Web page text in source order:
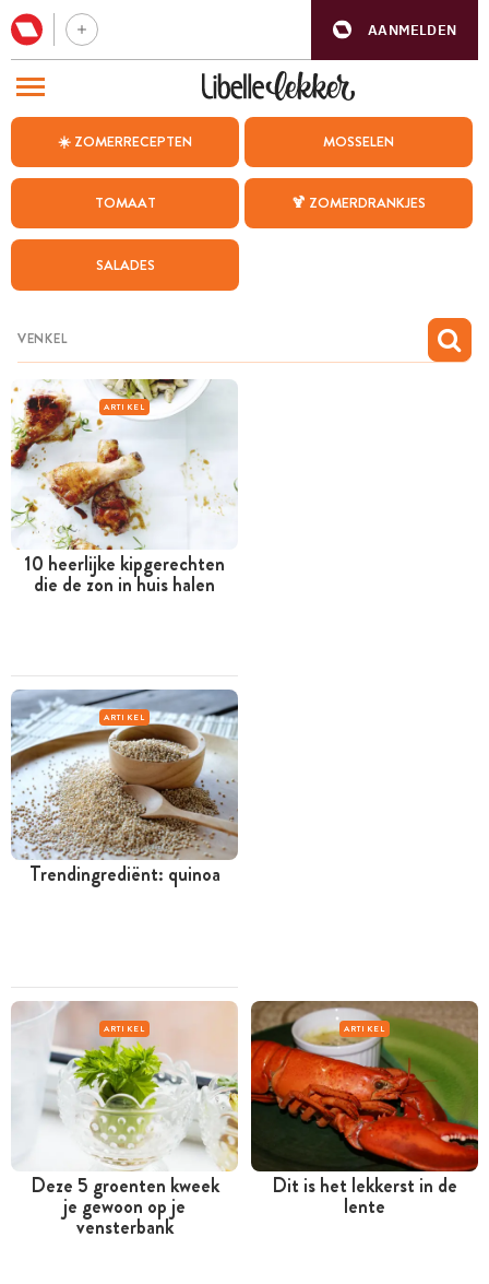
AANMELDEN
☀️ ZOMERRECEPTEN MOSSELEN
TOMAAT 🍹 ZOMERDRANKJES
SALADES
ARTIKEL
10 heerlijke kipgerechten
die de zon in huis halen
ARTIKEL
Trendingrediënt: quinoa
ARTIKEL
Deze 5 groenten kweek
je gewoon op je
vensterbank
ARTIKEL
Dit is het lekkerst in de
lente
BEZOEK ONZE ANDERE WEBSITES
WEEKMENU
CHAT MET MAIA
MIJN BEWAARDE RECEPTEN